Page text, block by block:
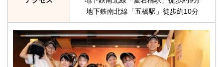
地下鉄南北線「五橋駅」徒歩約10分